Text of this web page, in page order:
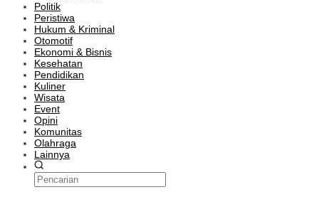
Politik
Peristiwa
Hukum & Kriminal
Otomotif
Ekonomi & Bisnis
Kesehatan
Pendidikan
Kuliner
Wisata
Event
Opini
Komunitas
Olahraga
Lainnya